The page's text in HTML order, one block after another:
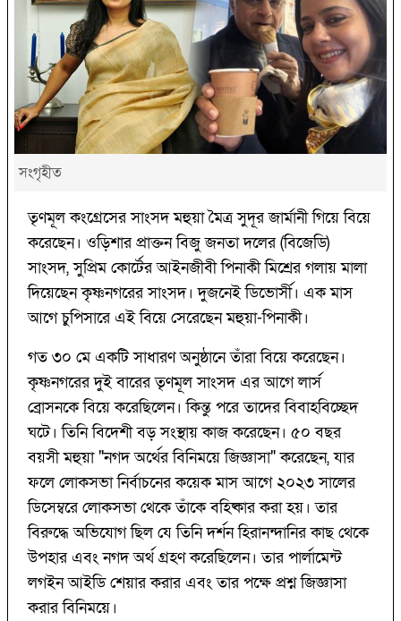
সংগৃহীত
তৃণমূল কংগ্রেসের সাংসদ মহুয়া মৈত্র সুদূর জার্মানী গিয়ে বিয়ে
করেছেন। ওড়িশার প্রাক্তন বিজু জনতা দলের (বিজেডি)
সাংসদ, সুপ্রিম কোর্টের আইনজীবী পিনাকী মিশ্রের গলায় মালা
দিয়েছেন কৃষ্ণনগরের সাংসদ। দুজনেই ডিভোর্সী। এক মাস
আগে চুপিসারে এই বিয়ে সেরেছেন মহুয়া-পিনাকী।
গত ৩০ মে একটি সাধারণ অনুষ্ঠানে তাঁরা বিয়ে করেছেন।
কৃষ্ণনগরের দুই বারের তৃণমূল সাংসদ এর আগে লার্স
ব্রোসনকে বিয়ে করেছিলেন। কিন্তু পরে তাদের বিবাহবিচ্ছেদ
ঘটে। তিনি বিদেশী বড় সংস্থায় কাজ করেছেন। ৫০ বছর
বয়সী মহুয়া "নগদ অর্থের বিনিময়ে জিজ্ঞাসা" করেছেন, যার
ফলে লোকসভা নির্বাচনের কয়েক মাস আগে ২০২৩ সালের
ডিসেম্বরে লোকসভা থেকে তাঁকে বহিষ্কার করা হয়। তার
বিরুদ্ধে অভিযোগ ছিল যে তিনি দর্শন হিরানন্দানির কাছ থেকে
উপহার এবং নগদ অর্থ গ্রহণ করেছিলেন। তার পার্লামেন্ট
লগইন আইডি শেয়ার করার এবং তার পক্ষে প্রশ্ন জিজ্ঞাসা
করার বিনিময়ে।